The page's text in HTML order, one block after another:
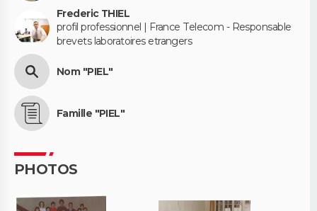
Frederic THIEL
profil professionnel | France Telecom - Responsable
brevets laboratoires etrangers
Nom "PIEL"
Famille "PIEL"
PHOTOS